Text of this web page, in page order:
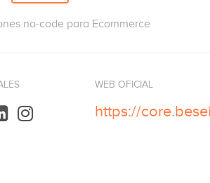
no-code para Ecommerce
WEB OFICIAL
https://